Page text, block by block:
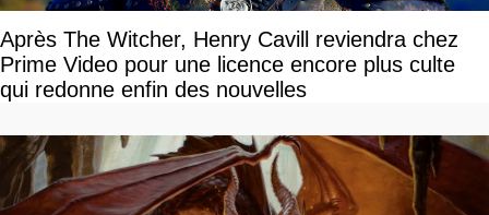
Après The Witcher, Henry Cavill reviendra chez
Prime Video pour une licence encore plus culte
qui redonne enfin des nouvelles